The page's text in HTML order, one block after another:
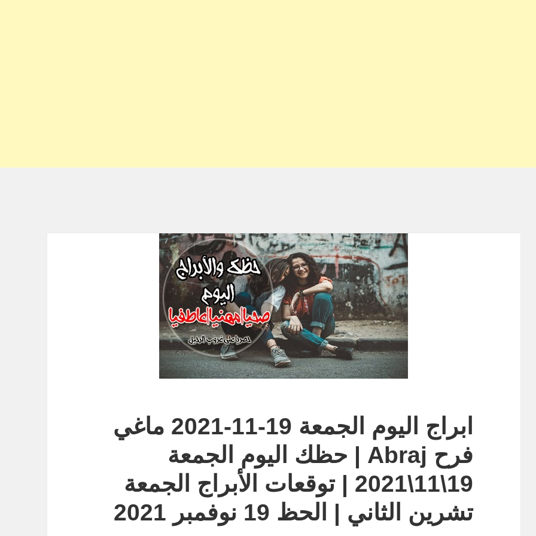
ابراج اليوم الجمعة 19-11-2021 ماغي
فرح Abraj | حظك اليوم الجمعة
19\11\2021 | توقعات الأبراج الجمعة
تشرين الثاني | الحظ 19 نوفمبر 2021